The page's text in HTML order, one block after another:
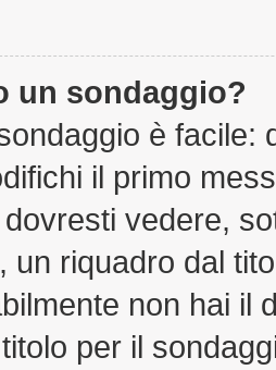
un sondaggio?
è facile:
il primo
vedere,
un riquadro dal
non hai il
per il